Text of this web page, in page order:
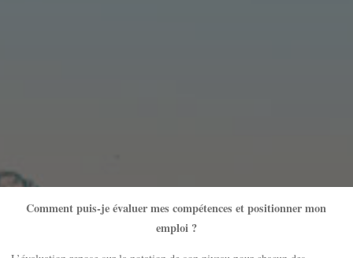
Comment puis-je évaluer mes compétences et positionner mon
emploi ?